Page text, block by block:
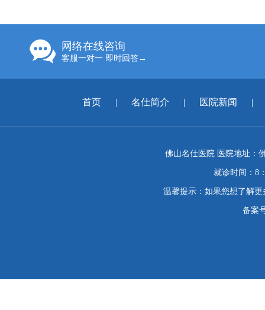
网络在线咨询
客服一对一 即时回答→
首页 | 名仕简介 | 医院新闻 |
佛山名仕医院 医院地址：
就诊时间：8
温馨提示：如果您想了解
备案